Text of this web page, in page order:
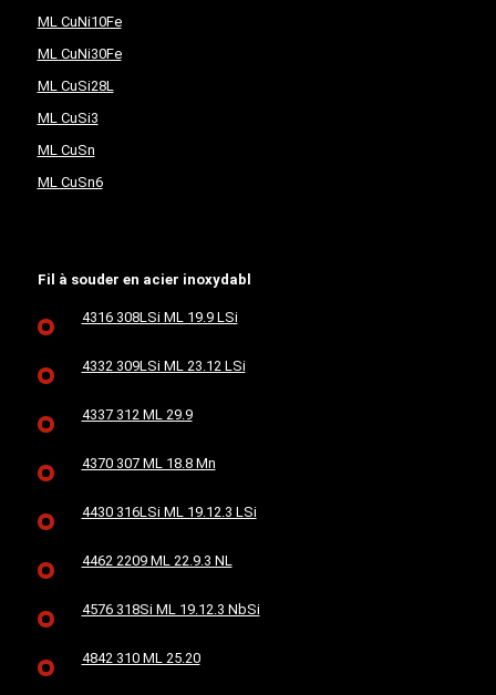
ML CuNi10Fe
ML CuNi30Fe
ML CuSi28L
ML CuSi3
ML CuSn
ML CuSn6
Fil à souder en acier inoxydabl
4316 308LSi ML 19.9 LSi
4332 309LSi ML 23.12 LSi
4337 312 ML 29.9
4370 307 ML 18.8 Mn
4430 316LSi ML 19.12.3 LSi
4462 2209 ML 22.9.3 NL
4576 318Si ML 19.12.3 NbSi
4842 310 ML 25.20